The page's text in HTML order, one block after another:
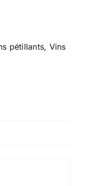
pétillants, Vins